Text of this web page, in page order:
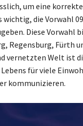
um eine
die Vorwahl
Diese Vorwahl
Regensburg, Fürth
Welt ist
für viele
kommunizieren.